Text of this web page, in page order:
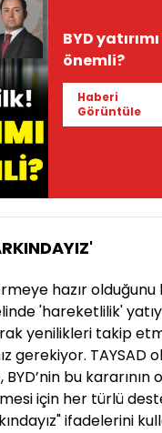
BYD
önemli?
Haberi
Görüntüle
hazır olduğunu
'hareketlilik'
yenilikleri takip
gerekiyor. TAYSAD
bu kararının
için her türlü
ifadelerini